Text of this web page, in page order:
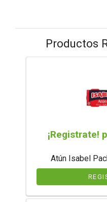
Productos
¡Registrate!
Atún Isabel